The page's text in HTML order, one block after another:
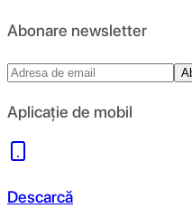
Abonare newsletter
Aplicație de mobil
Descarcă